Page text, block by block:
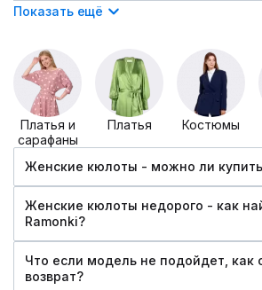
Показать ещё
Платья и
сарафаны
Платья Костюмы
Женские кюлоты - можно ли
Женские кюлоты недорого - как
Ramonki?
Что если модель не подойдет, как
возврат?